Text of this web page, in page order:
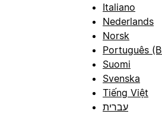
Italiano
Nederlands
Norsk
Português
Suomi
Svenska
Tiếng Việt
עברית